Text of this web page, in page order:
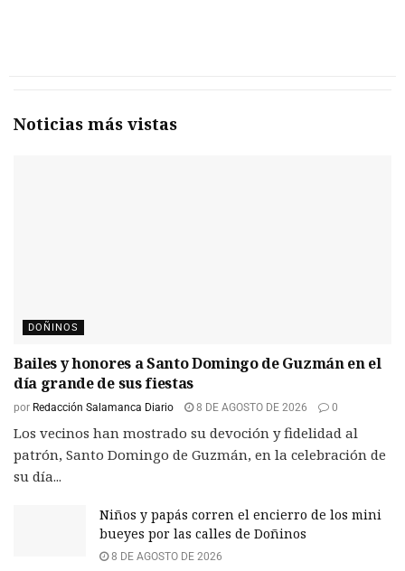
Noticias más vistas
DOÑINOS
Bailes y honores a Santo Domingo de Guzmán en el
día grande de sus fiestas
por Redacción Salamanca Diario 8 DE AGOSTO DE 2026 0
Los vecinos han mostrado su devoción y fidelidad al
patrón, Santo Domingo de Guzmán, en la celebración de
su día...
Niños y papás corren el encierro de los mini
bueyes por las calles de Doñinos
8 DE AGOSTO DE 2026